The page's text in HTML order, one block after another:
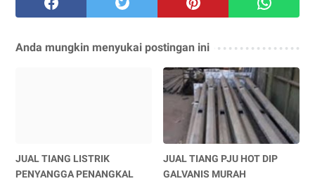
Anda mungkin menyukai postingan ini
JUAL TIANG LISTRIK
PENYANGGA PENANGKAL
JUAL TIANG PJU HOT DIP
GALVANIS MURAH